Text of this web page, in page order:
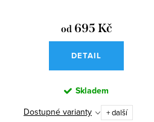
od695 Kč
DETAIL
Skladem
Dostupné varianty + další